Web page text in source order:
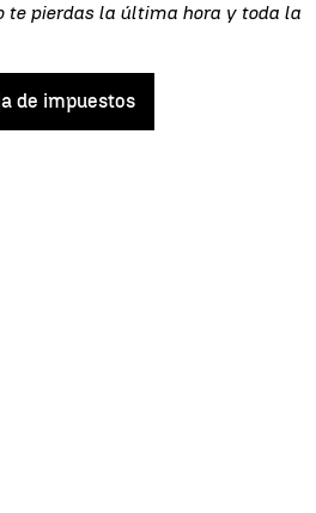
te pierdas la última hora y toda la
de impuestos